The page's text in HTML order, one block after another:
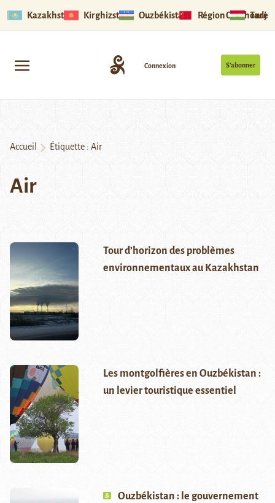
Kazakhstan Kirghizstan Ouzbékistan Région Ouïghoure
S’abonner
Connexion
Accueil Étiquette : Air
Air
Tour d’horizon des problèmes
environnementaux au Kazakhstan
Les montgolfières en Ouzbékistan :
un levier touristique essentiel
Ouzbékistan : le gouvernement